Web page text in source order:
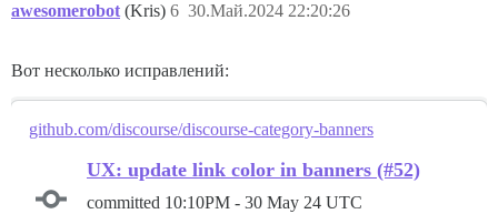
awesomerobot (Kris) 30.Май.2024 22:20:26
6
Вот несколько исправлений:
github.com/discourse/discourse-category-banners
UX: update link color in banners (#52)
committed 10:10PM - 30 May 24 UTC